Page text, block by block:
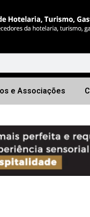
e Associações